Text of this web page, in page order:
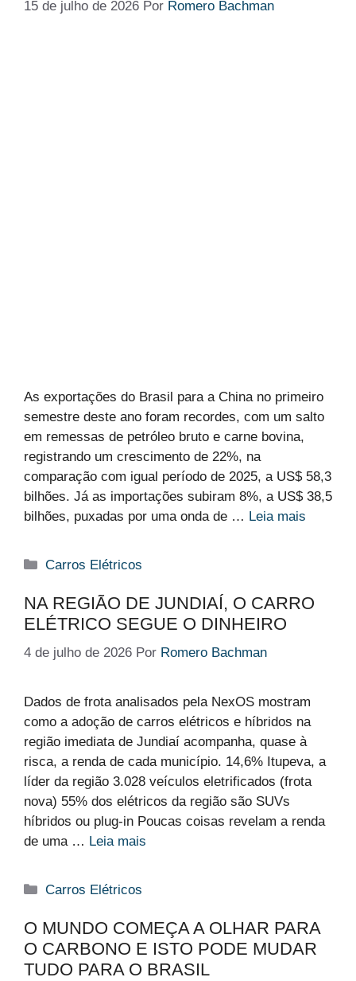
15 de julho de 2026 Por Romero Bachman
As exportações do Brasil para a China no primeiro
semestre deste ano foram recordes, com um salto
em remessas de petróleo bruto e carne bovina,
registrando um crescimento de 22%, na
comparação com igual período de 2025, a US$ 58,3
bilhões. Já as importações subiram 8%, a US$ 38,5
bilhões, puxadas por uma onda de … Leia mais
Categorias
Carros Elétricos
NA REGIÃO DE JUNDIAÍ, O CARRO
ELÉTRICO SEGUE O DINHEIRO
4 de julho de 2026 Por Romero Bachman
Dados de frota analisados pela NexOS mostram
como a adoção de carros elétricos e híbridos na
região imediata de Jundiaí acompanha, quase à
risca, a renda de cada município. 14,6% Itupeva, a
líder da região 3.028 veículos eletrificados (frota
nova) 55% dos elétricos da região são SUVs
híbridos ou plug-in Poucas coisas revelam a renda
de uma … Leia mais
Categorias
Carros Elétricos
O MUNDO COMEÇA A OLHAR PARA
O CARBONO E ISTO PODE MUDAR
TUDO PARA O BRASIL